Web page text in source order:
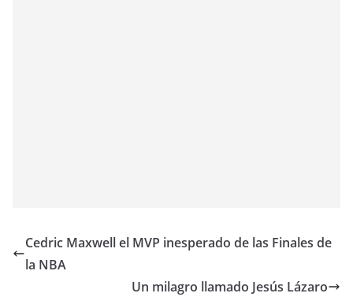
Cedric Maxwell el MVP inesperado de las Finales de
la NBA
Un milagro llamado Jesús Lázaro